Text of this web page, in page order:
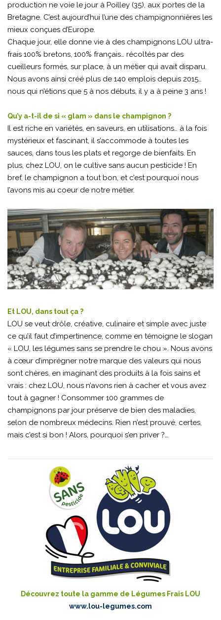
production ne voie le jour à Poilley (35), aux portes de la
Bretagne. C’est aujourd’hui l’une des champignonnières les
mieux conçues d’Europe.
Chaque jour, elle donne vie à des champignons LOU ultra-
frais 100% bretons, 100% français… récoltés par des
cueilleurs formés, sur place, à un métier qui avait disparu.
Nous avons ainsi créé plus de 140 emplois depuis 2015…
nous qui n’étions que 5 à nos débuts, il y a à peine 3 ans !
Qu’y a-t-il de si « glam » dans le champignon ?
Il est riche en variétés, en saveurs, en utilisations… à la fois
mystérieux et fascinant, il s’accommode à toutes les
sauces, dans tous les plats et regorge de bienfaits. En
plus, chez LOU, on le cultive sans aucun pesticide ! En
bref, le champignon a tout bon, et c’est pourquoi nous
l’avons mis au coeur de notre métier.
Et LOU, dans tout ça ?
LOU se veut drôle, créative, culinaire et simple avec juste
ce qu’il faut d’impertinence, comme en témoigne le slogan
« LOU, les légumes sans se prendre le chou ». Nous avons
à cœur d’imprégner notre marque des valeurs qui nous
sont chères, en imaginant des produits à la fois sains et
vrais : chez LOU, nous n’avons rien à cacher et vous avez
tout à gagner ! Consommer 100 grammes de
champignons par jour préserve de bien des maladies,
selon de nombreux médecins. Rien n’est prouvé, certes,
mais c’est si bon ! Alors, pourquoi s’en priver ?…
Découvrez toute la gamme de Légumes Frais LOU
www.lou-legumes.com